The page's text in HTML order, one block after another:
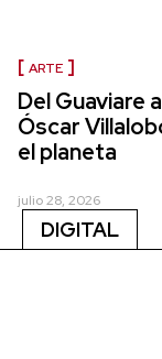
ARTE
Del Guaviare
Óscar
el planeta
julio 28, 2026
DIGITAL